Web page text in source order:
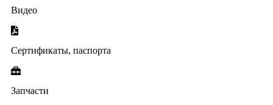
Видео
Сертификаты, паспорта
Запчасти